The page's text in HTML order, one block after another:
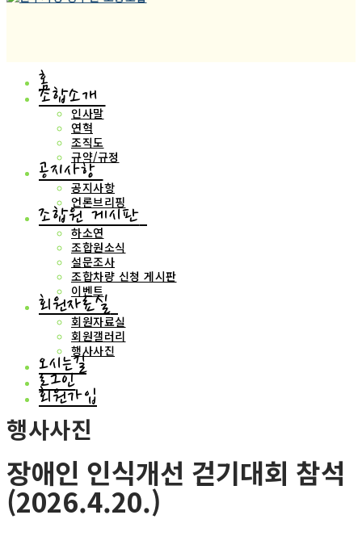
홈
조합소개
인사말
연혁
조직도
규약/규정
공지사항
공지사항
언론브리핑
조합원 게시판
하소연
조합원소식
설문조사
조합차량 신청 게시판
이벤트
회원자료실
회원자료실
회원갤러리
행사사진
오시는길
로그인
회원가입
행사사진
장애인 인식개선 걷기대회 참석
(2026.4.20.)